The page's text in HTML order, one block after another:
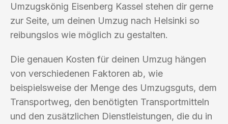
Umzugskönig Eisenberg Kassel stehen dir gerne
zur Seite, um deinen Umzug nach Helsinki so
reibungslos wie möglich zu gestalten.
Die genauen Kosten für deinen Umzug hängen
von verschiedenen Faktoren ab, wie
beispielsweise der Menge des Umzugsguts, dem
Transportweg, den benötigten Transportmitteln
und den zusätzlichen Dienstleistungen, die du in